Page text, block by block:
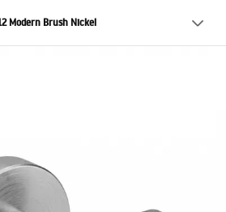
Modern Brush Nickel